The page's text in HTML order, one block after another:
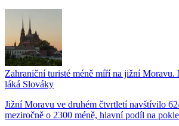
Zahraniční turisté méně míří na jižní Moravu.
láká Slováky
Jižní Moravu ve druhém čtvrtletí navštívilo
meziročně o 2300 méně, hlavní podíl na